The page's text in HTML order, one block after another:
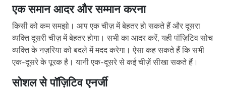
एक समान आदर और सम्मान करना
किसी को कम समझो। आप एक चीज़ में बेहतर हो सकते हैं और दूसरा
व्यक्ति दूसरी चीज़ में बेहतर होगा। सभी का आदर करें, यही पॉज़िटिव सोच
व्यक्ति के नज़रिया को बदले में मदद करेगा। ऐसा कह सकते हैं कि सभी
एक-दूसरे के पूरक है। यानी एक-दूसरे से कई चीज़ें सीखा सकते हैं।
सोशल से पॉज़िटिव एनर्जी